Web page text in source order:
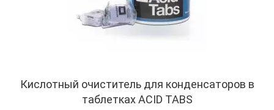
Кислотный очиститель для конденсаторов в
таблетках ACID TABS